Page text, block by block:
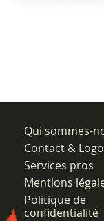
Qui sommes-
Contact &
Services pros
Mentions
Politique de
confidentialité